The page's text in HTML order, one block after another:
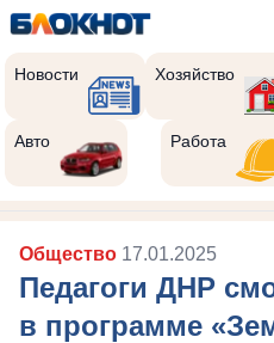
Новости Хозяйство
Авто Работа
Общество 17.01.2025
Педагоги ДНР
в программе